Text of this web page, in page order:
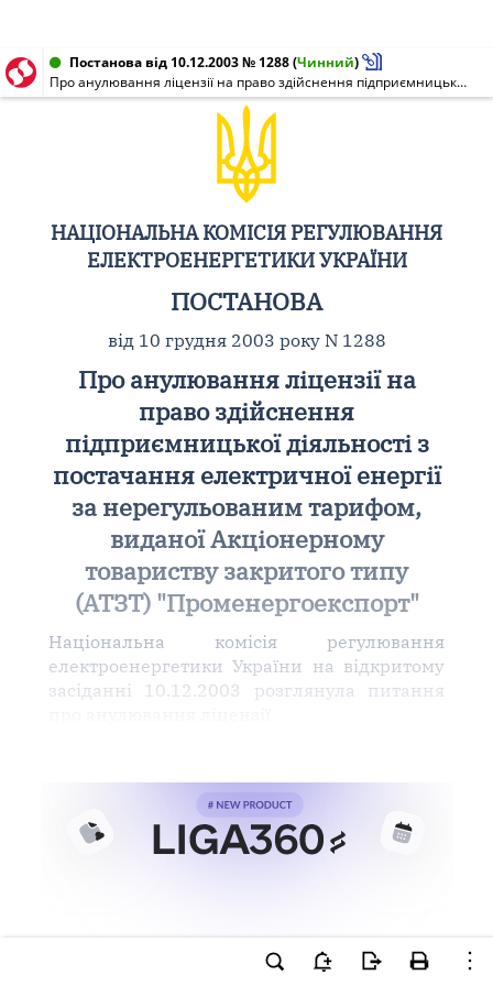
Постанова від 10.12.2003 № 1288(Чинний)
Про анулювання ліцензії на право здійснення підприємницької діяльності з постачання електричної енергії за нерегульованим тарифом, виданої Акціонерному товариству закритого типу (АТЗТ) "Променергоекспорт"
НАЦІОНАЛЬНА КОМІСІЯ РЕГУЛЮВАННЯ
ЕЛЕКТРОЕНЕРГЕТИКИ УКРАЇНИ
ПОСТАНОВА
від 10 грудня 2003 року N 1288
Про анулювання ліцензії на
право здійснення
підприємницької діяльності з
постачання електричної енергії
за нерегульованим тарифом,
виданої Акціонерному
товариству закритого типу
(АТЗТ) "Променергоекспорт"
Національна комісія регулювання
електроенергетики України на відкритому
засіданні 10.12.2003 розглянула питання
Ви намагаєтесь використати